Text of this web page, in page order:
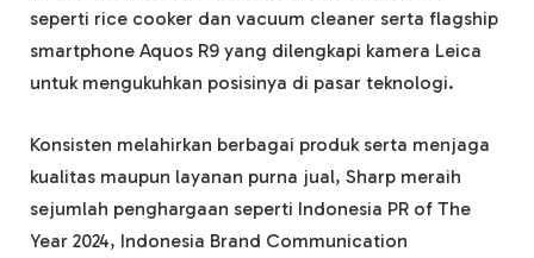
seperti rice cooker dan vacuum cleaner serta flagship
smartphone Aquos R9 yang dilengkapi kamera Leica
untuk mengukuhkan posisinya di pasar teknologi.
Konsisten melahirkan berbagai produk serta menjaga
kualitas maupun layanan purna jual, Sharp meraih
sejumlah penghargaan seperti Indonesia PR of The
Year 2024, Indonesia Brand Communication